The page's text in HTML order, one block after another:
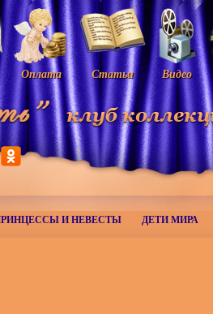
Оплата Статьи Видео
И НЕВЕСТЫ ДЕТИ МИРА